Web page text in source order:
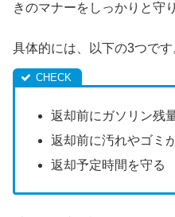
きのマナーをしっかりと守
具体的には、以下の3つです
返却前にガソリン残
返却前に汚れやゴミ
返却予定時間を守る